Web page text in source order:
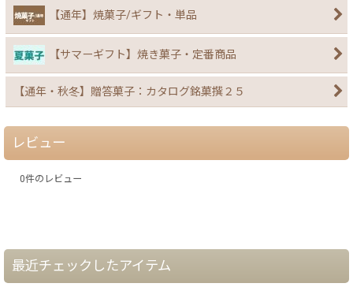
【通年】焼菓子/ギフト・単品
【サマーギフト】焼き菓子・定番商品
【通年・秋冬】贈答菓子：カタログ銘菓撰２５
レビュー
0件のレビュー
最近チェックしたアイテム